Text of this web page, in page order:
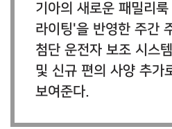
기아의 새로운 패밀리
라이팅'을 반영한 주간
첨단 운전자 보조 시스
및 신규 편의 사양 추가
보여준다.